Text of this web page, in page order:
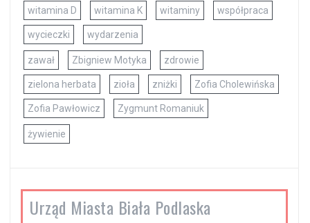
witamina D witamina K witaminy współpraca
wycieczki wydarzenia
zawał Zbigniew Motyka zdrowie
zielona herbata zioła zniżki Zofia Cholewińska
Zofia Pawłowicz Zygmunt Romaniuk
żywienie
Urząd Miasta Biała Podlaska